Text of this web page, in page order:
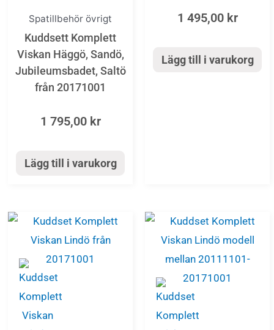
Spatillbehör övrigt
Kuddsett Komplett
Viskan Häggö, Sandö,
Jubileumsbadet, Saltö
från 20171001
1 795,00 kr
Lägg till i varukorg
1 495,00 kr
Lägg till i varukorg